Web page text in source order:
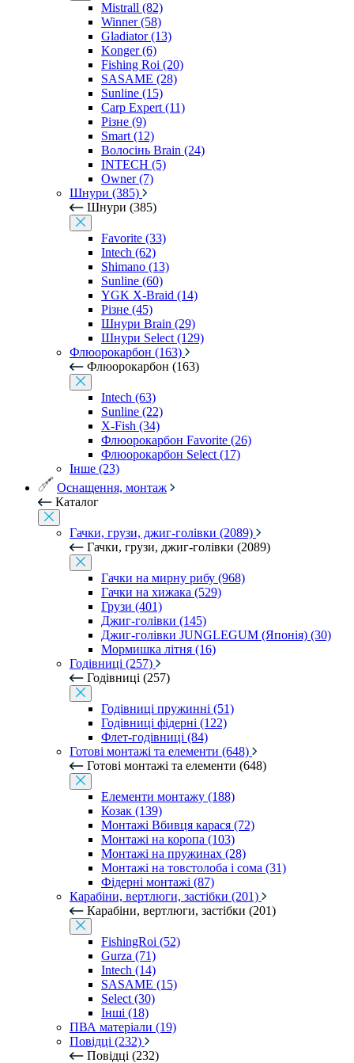
Mistrall (82)
Winner (58)
Gladiator (13)
Konger (6)
Fishing Roi (20)
SASAME (28)
Sunline (15)
Carp Expert (11)
Різне (9)
Smart (12)
Волосінь Brain (24)
INTECH (5)
Owner (7)
Шнури (385)
Шнури (385)
Favorite (33)
Intech (62)
Shimano (13)
Sunline (60)
YGK X-Braid (14)
Різне (45)
Шнури Brain (29)
Шнури Select (129)
Флюорокарбон (163)
Флюорокарбон (163)
Intech (63)
Sunline (22)
X-Fish (34)
Флюорокарбон Favorite (26)
Флюорокарбон Select (17)
Інше (23)
Оснащення, монтаж
Каталог
Гачки, грузи, джиг-голівки (2089)
Гачки, грузи, джиг-голівки (2089)
Гачки на мирну рибу (968)
Гачки на хижака (529)
Грузи (401)
Джиг-голівки (145)
Джиг-голівки JUNGLEGUM (Японія) (30)
Мормишка літня (16)
Годівниці (257)
Годівниці (257)
Годівниці пружинні (51)
Годівниці фідерні (122)
Флет-годівниці (84)
Готові монтажі та елементи (648)
Готові монтажі та елементи (648)
Елементи монтажу (188)
Козак (139)
Монтажі Вбивця карася (72)
Монтажі на коропа (103)
Монтажі на пружинах (28)
Монтажі на товстолоба і сома (31)
Фідерні монтажі (87)
Карабіни, вертлюги, застібки (201)
Карабіни, вертлюги, застібки (201)
FishingRoi (52)
Gurza (71)
Intech (14)
SASAME (15)
Select (30)
Інші (18)
ПВА матеріали (19)
Повідці (232)
Повідці (232)